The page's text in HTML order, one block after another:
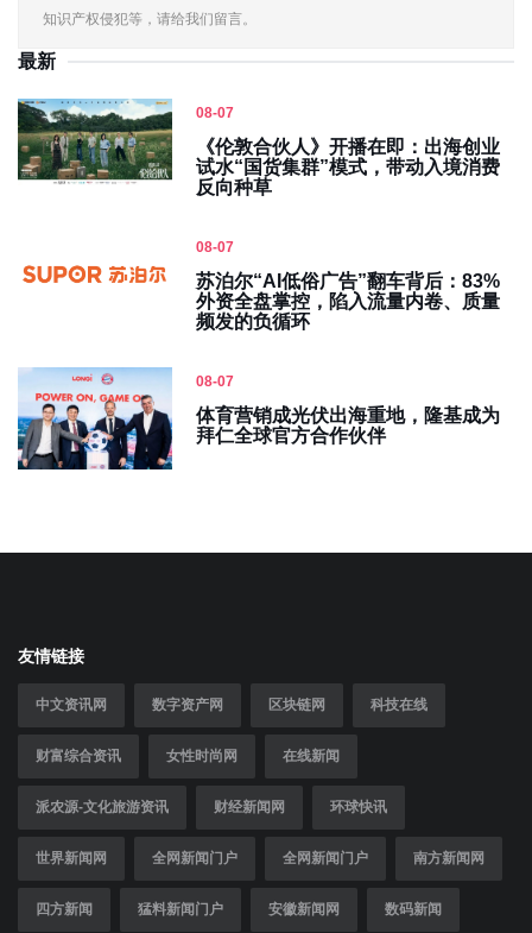
知识产权侵犯等，请给我们留言。
最新
08-07
《伦敦合伙人》开播在即：出海创业
试水“国货集群”模式，带动入境消费
反向种草
08-07
苏泊尔“AI低俗广告”翻车背后：83%
外资全盘掌控，陷入流量内卷、质量
频发的负循环
08-07
体育营销成光伏出海重地，隆基成为
拜仁全球官方合作伙伴
友情链接
中文资讯网 数字资产网 区块链网 科技在线
财富综合资讯 女性时尚网 在线新闻
派农源-文化旅游资讯 财经新闻网 环球快讯
世界新闻网 全网新闻门户 全网新闻门户 南方新闻网
四方新闻 猛料新闻门户 安徽新闻网 数码新闻